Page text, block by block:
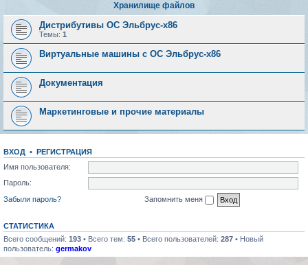
Хранилище файлов
Дистрибутивы ОС Эльбрус-x86
Темы: 1
Виртуальные машины с ОС Эльбрус-x86
Документация
Маркетинговые и прочие материалы
ВХОД • РЕГИСТРАЦИЯ
Имя пользователя:
Пароль:
Забыли пароль?
Запомнить меня
СТАТИСТИКА
Всего сообщений: 193 • Всего тем: 55 • Всего пользователей: 287 • Новый
пользователь: germakov